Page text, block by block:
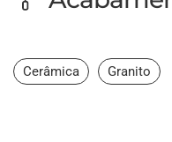
Cerâmica Granito